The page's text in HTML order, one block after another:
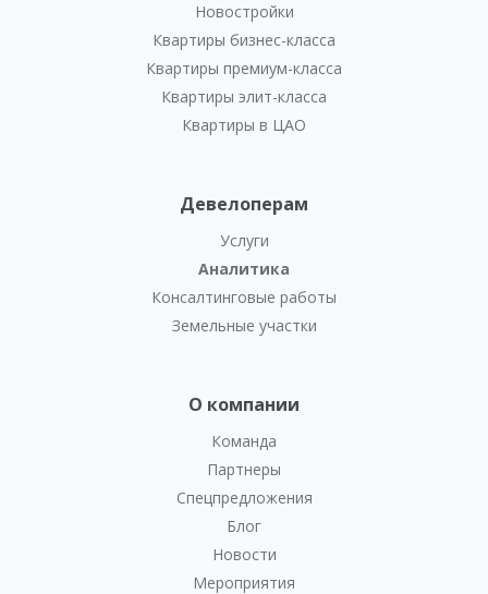
Новостройки
Квартиры бизнес-класса
Квартиры премиум-класса
Квартиры элит-класса
Квартиры в ЦАО
Девелоперам
Услуги
Аналитика
Консалтинговые работы
Земельные участки
О компании
Команда
Партнеры
Спецпредложения
Блог
Новости
Мероприятия